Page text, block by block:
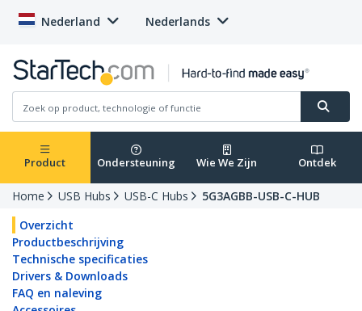
Nederland Nederlands
Product Ondersteuning Wie We Zijn Ontdek
Home USB Hubs USB-C Hubs
5G3AGBB-USB-C-HUB
Overzicht
Productbeschrijving
Technische specificaties
Drivers & Downloads
FAQ en naleving